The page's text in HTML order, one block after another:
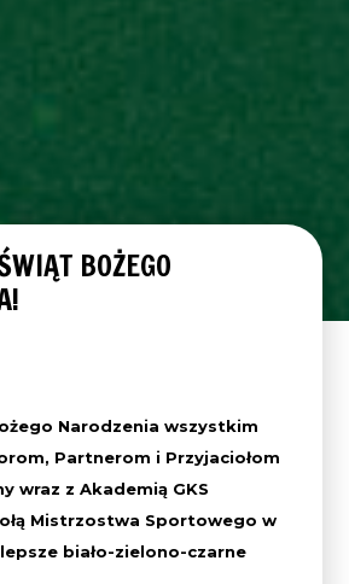
BOŻEGO
Narodzenia wszystkim
Partnerom i Przyjaciołom
wraz z Akademią GKS
Mistrzostwa Sportowego w
biało-zielono-czarne